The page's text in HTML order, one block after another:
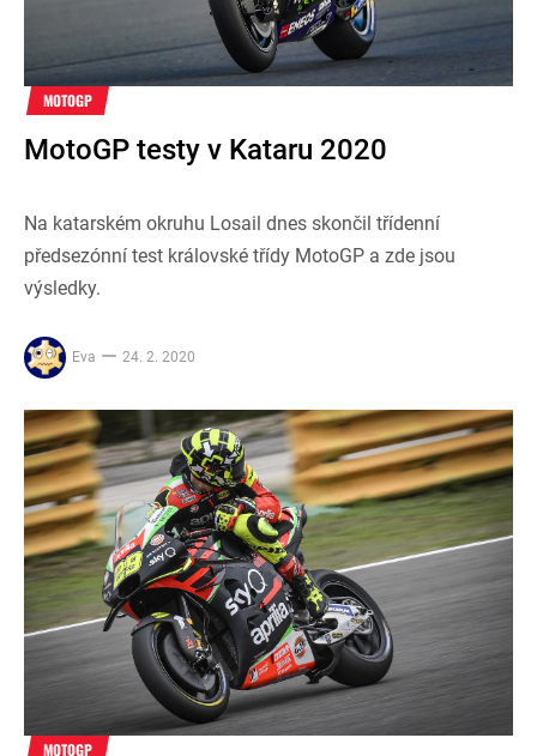
MOTOGP
MotoGP testy v Kataru 2020
Na katarském okruhu Losail dnes skončil třídenní
předsezónní test královské třídy MotoGP a zde jsou
výsledky.
Eva 24. 2. 2020
MOTOGP